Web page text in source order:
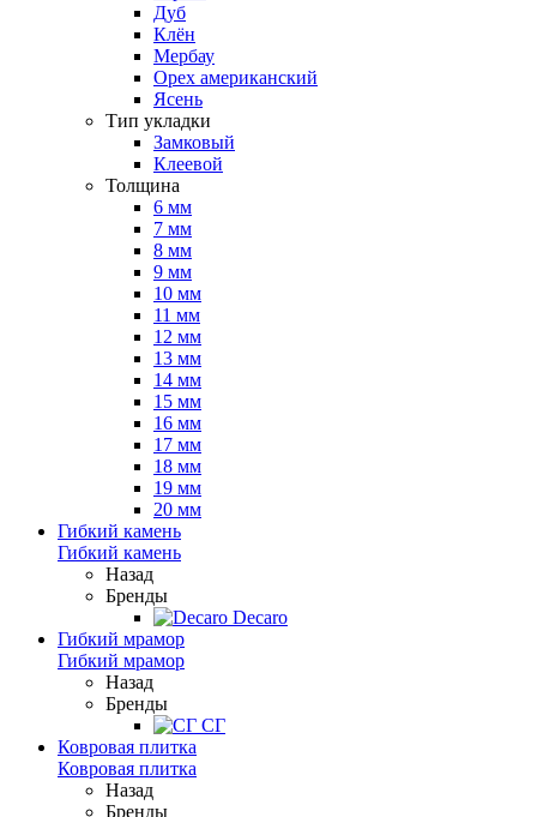
Дуб
Клён
Мербау
Орех американский
Ясень
Тип укладки
Замковый
Клеевой
Толщина
6 мм
7 мм
8 мм
9 мм
10 мм
11 мм
12 мм
13 мм
14 мм
15 мм
16 мм
17 мм
18 мм
19 мм
20 мм
Гибкий камень
Гибкий камень
Назад
Бренды
Decaro
Гибкий мрамор
Гибкий мрамор
Назад
Бренды
СГ
Ковровая плитка
Ковровая плитка
Назад
Бренды